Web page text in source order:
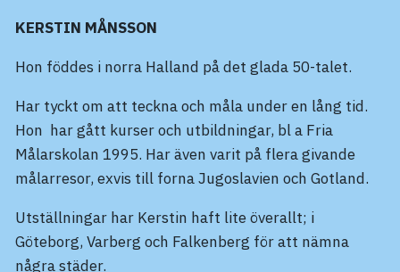
KERSTIN MÅNSSON
Hon föddes i norra Halland på det glada 50-talet.
Har tyckt om att teckna och måla under en lång tid.
Hon har gått kurser och utbildningar, bl a Fria
Målarskolan 1995. Har även varit på flera givande
målarresor, exvis till forna Jugoslavien och Gotland.
Utställningar har Kerstin haft lite överallt; i
Göteborg, Varberg och Falkenberg för att nämna
några städer.